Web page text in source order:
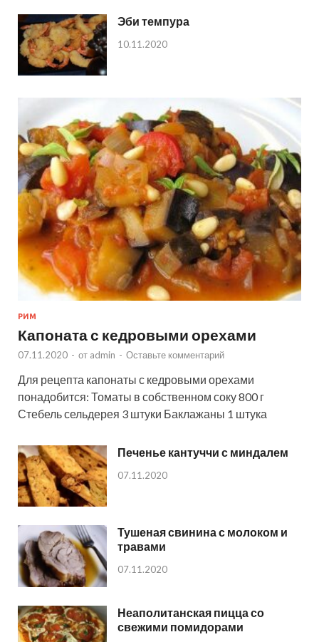
Эби темпура
10.11.2020
РИМ
Капоната с кедровыми орехами
07.11.2020 - от admin - Оставьте комментарий
Для рецепта капонаты с кедровыми орехами
понадобится: Томаты в собственном соку 800 г
Стебель сельдерея 3 штуки Баклажаны 1 штука
Печенье кантуччи с миндалем
07.11.2020
Тушеная свинина с молоком и
травами
07.11.2020
Неаполитанская пицца со
свежими помидорами